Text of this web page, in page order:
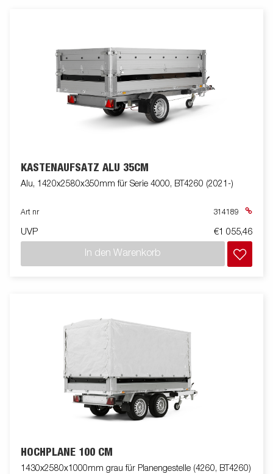
KASTENAUFSATZ ALU 35CM
Alu, 1420x2580x350mm für Serie 4000, BT4260 (2021-)
Art nr 314189
UVP €1 055,46
In den Warenkorb
HOCHPLANE 100 CM
1430x2580x1000mm grau für Planengestelle (4260, BT4260)